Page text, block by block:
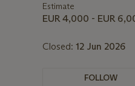
lot
Estimate
EUR 4,000 - EUR
Closed: 12 Jun 2026
FOLLOW